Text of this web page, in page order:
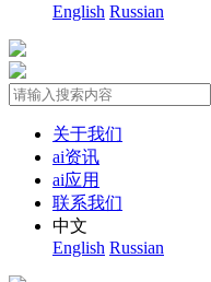
English Russian
关于我们
ai资讯
ai应用
联系我们
中文
English Russian